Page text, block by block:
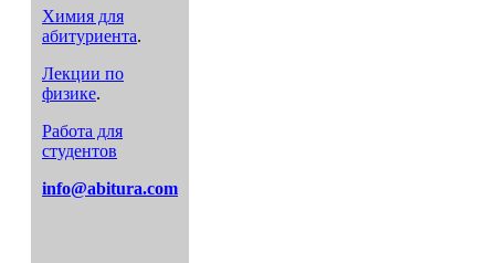
Химия для
абитуриента.
Лекции по
физике.
Работа для
студентов
info@abitura.com